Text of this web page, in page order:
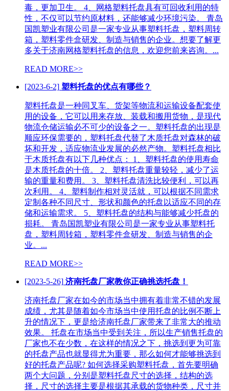
毒，更加卫生。 4、网格塑料托盘具有可回收利用的特
性，不仅可以节约原材料，还能够减少环境污染。 青岛
国凯塑业有限公司是一家专业从事塑料托盘，塑料周转
箱，塑料零件盒研发、制造与销售的企业。想要了解更
多关于济南网格塑料托盘的信息，欢迎您前来咨询。...
READ MORE>>
[2023-6-2] 塑料托盘的优点有哪些？
塑料托盘是一种同叉车、货架等物流和运输设备配套使
用的设备，它可以用来存放、装载和搬用货物，是现代
物流仓储运输必不可少的设备之一。塑料托盘的出现是
顺应环保需要的，塑料托盘代替了木质托盘对森林的破
坏和开发，适应物流业发展的必然产物。塑料托盘相比
于木质托盘有以下几种优点： 1、塑料托盘的使用寿命
是木质托盘的十倍。 2、塑料托盘重量较轻，减少了运
输的重量和费用。 3、塑料托盘清洗比较便利，可以再
次利用。 4、塑料制作相对灵活就，可以根据不同需求
定制各种不同尺寸、形状和颜色的托盘以适应不同的存
储和运输需求。 5、塑料托盘的结构与能够减少托盘的
损耗。 青岛国凯塑业有限公司是一家专业从事塑料托
盘，塑料周转箱，塑料零件盒研发、制造与销售的企
业。...
READ MORE>>
[2023-5-26] 济南托盘厂家教你正确挑选托盘！
济南托盘厂家在如今的市场当中拥有着非常不错的发展
成绩，尤其是随着如今市场当中使用托盘的比例不断上
升的情况下，更是给济南托盘厂家带来了非常大的推动
效果。 托盘在市场当中受到关注，所以生产销售托盘的
厂家也不在少数，在这样的情况之下，挑选到更为可靠
的托盘产品也就显得尤为重要，那么如何才能够挑选到
好的托盘产品呢? 如何选择采购塑料托盘，首先要明确
两个大问题，分别是塑料托盘尺寸的选择，结构的选
择，尺寸的选择主要是根据其承载的货物种类，尺寸并